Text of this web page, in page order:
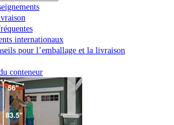
internationaux
pour l’emballage et la livraison
conteneur